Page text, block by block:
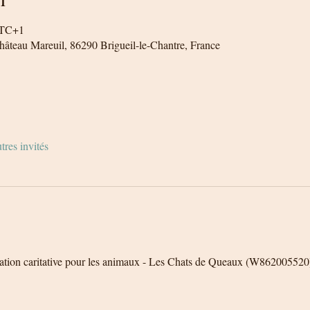
Mareuil, 86290 Brigueil-le-Chantre, France
invités
caritative pour les animaux - Les Chats de Queaux